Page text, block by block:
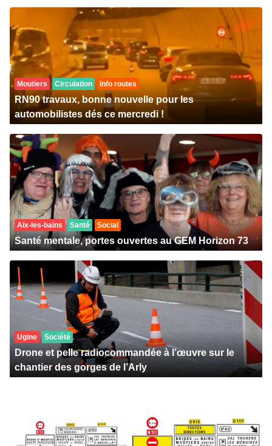
Moutiers Circulation Info routes
RN90 travaux, bonne nouvelle pour les
automobilistes dés ce mercredi !
Aix-les-bains Santé Social
Santé mentale, portes ouvertes au GEM Horizon 73
Ugine Société
Drone et pelle radiocommandée à l’œuvre sur le
chantier des gorges de l’Arly